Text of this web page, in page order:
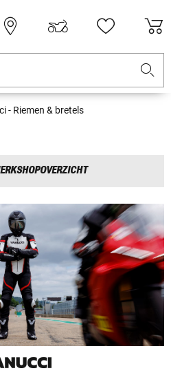
- Riemen & bretels